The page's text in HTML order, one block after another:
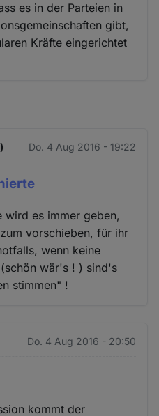
es in der Parteien in
gibt,
Kräfte eingerichtet
Do. 4 Aug 2016 - 19:22
wird es immer geben,
vorschieben, für ihr
wenn keine
wär's ! ) sind's
stimmen" !
Do. 4 Aug 2016 - 20:50
kommt der